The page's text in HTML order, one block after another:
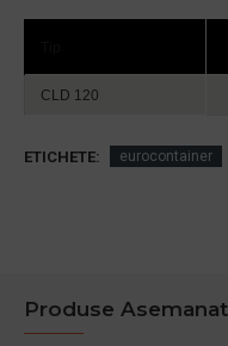
CLD 120
ETICHETE: eurocontainer
Produse